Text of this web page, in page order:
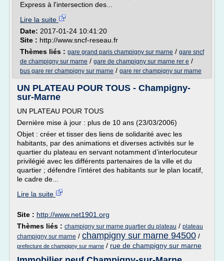
Express à l'intersection des...
Lire la suite
Date: 2017-01-24 10:41:20
Site : http://www.sncf-reseau.fr
Thèmes liés : gare grand paris champigny sur marne / gare sncf
de champigny sur marne / gare de champigny sur marne rer e /
bus gare rer champigny sur marne / gare rer champigny sur marne
UN PLATEAU POUR TOUS - Champigny-
sur-Marne
UN PLATEAU POUR TOUS
Dernière mise à jour : plus de 10 ans (23/03/2006)
Objet : créer et tisser des liens de solidarité avec les
habitants, par des animations et diverses activités sur le
quartier du plateau en servant notamment d’interlocuteur
privilégié avec les différents partenaires de la ville et du
quartier ; défendre l’intéret des habitants sur le plan locatif,
le cadre de...
Lire la suite
Site : http://www.net1901.org
Thèmes liés : champigny sur marne quartier du plateau / plateau
champigny sur marne / champigny sur marne 94500 /
prefecture de champigny sur marne / rue de champigny sur marne